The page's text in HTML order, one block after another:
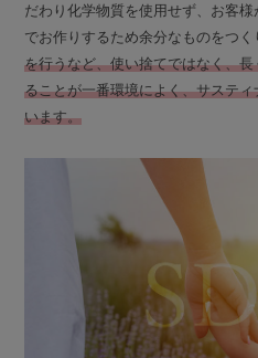
だわり化学物質を使用せず、お客
でお作りするため余分なものをつ
を行うなど、使い捨てではなく、
ることが一番環境によく、サステ
います。